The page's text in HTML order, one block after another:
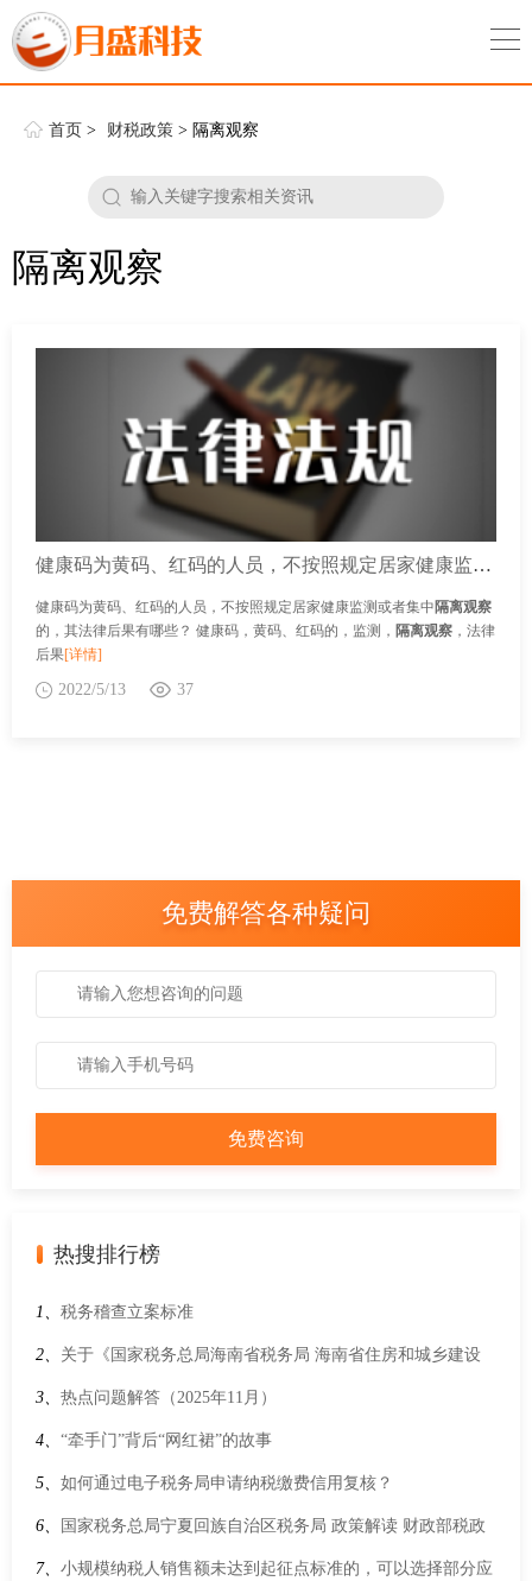
首页 > 财税政策 > 隔离观察
隔离观察
健康码为黄码、红码的人员，不按照规定居家健康监测或者集中隔离观察的，其法律后果有哪些？
健康码为黄码、红码的人员，不按照规定居家健康监测或者集中 隔离观察
的，其法律后果有哪些？ 健康码，黄码、红码的，监测， 隔离观察 ，法律
后果[详情]
2022/5/13 37
免费解答各种疑问
热搜排行榜
1、 税务稽查立案标准
2、 关于《国家税务总局海南省税务局 海南省住房和城乡建设
厅关于发布2008-2018年海南省房地产项目工程造价参考指标的
公告》的解读
3、 热点问题解答（2025年11月）
4、 “牵手门”背后“网红裙”的故事
5、 如何通过电子税务局申请纳税缴费信用复核？
6、 国家税务总局宁夏回族自治区税务局 政策解读 财政部税政
司 税务总局所得税司有关负责人就离岸信托个人所得税有关事
7、 小规模纳税人销售额未达到起征点标准的，可以选择部分应